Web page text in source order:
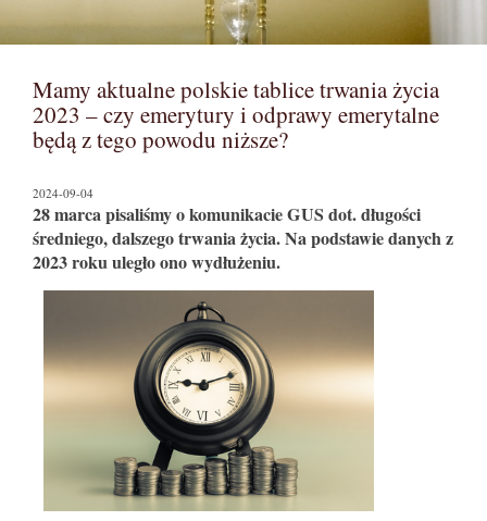
Mamy aktualne polskie tablice trwania życia
2023 – czy emerytury i odprawy emerytalne
będą z tego powodu niższe?
2024-09-04
28 marca pisaliśmy o komunikacie GUS dot. długości
średniego, dalszego trwania życia. Na podstawie danych z
2023 roku uległo ono wydłużeniu.